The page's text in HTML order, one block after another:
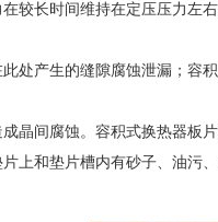
较长时间维持在定压压力左
处产生的缝隙腐蚀泄漏；容
晶间腐蚀。容积式换热器板
上和垫片槽内有砂子、油污